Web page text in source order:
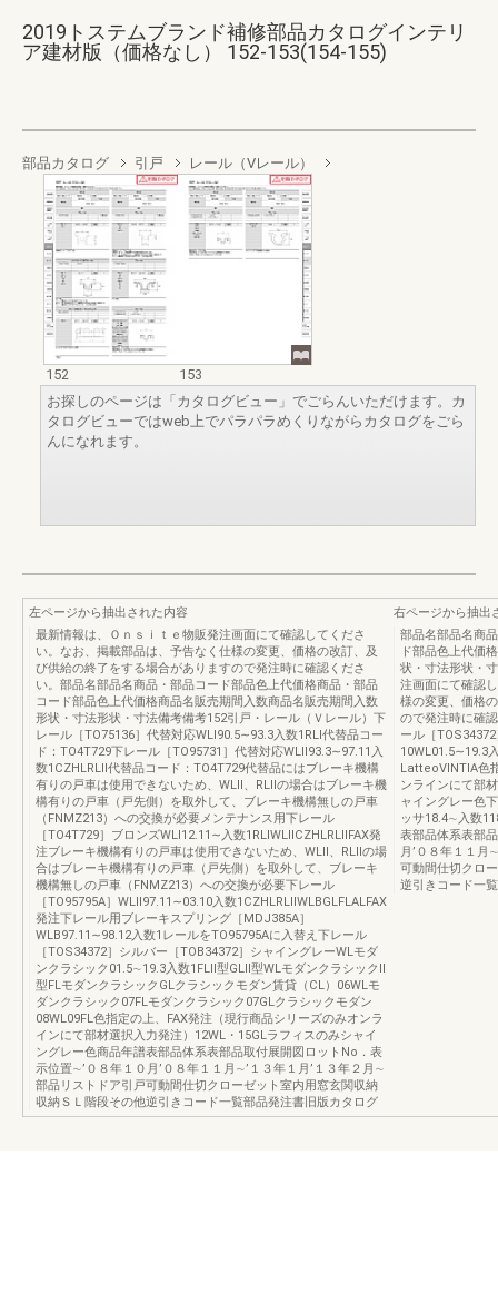
2019トステムブランド補修部品カタログインテリ
ア建材版（価格なし） 152-153(154-155)
部品カタログ 引戸 レール（Vレール）
152
153
お探しのページは「カタログビュー」でごらんいただけます。カ
タログビューではweb上でパラパラめくりながらカタログをごら
んになれます。
左ページから抽出された内容
最新情報は、Ｏｎｓｉｔｅ物販発注画面にて確認してくださ
い。なお、掲載部品は、予告なく仕様の変更、価格の改訂、及
び供給の終了をする場合がありますので発注時に確認くださ
い。部品名部品名商品・部品コード部品色上代価格商品・部品
コード部品色上代価格商品名販売期間入数商品名販売期間入数
形状・寸法形状・寸法備考備考152引戸・レール（Ｖレール）下
レール［TO75136］代替対応WLⅠ90.5∼93.3入数1RLⅠ代替品コー
ド：TO4T729下レール［TO95731］代替対応WLⅡ93.3∼97.11入
数1CZHLRLⅡ代替品コード：TO4T729代替品にはブレーキ機構
有りの戸車は使用できないため、WLⅡ、RLⅡの場合はブレーキ機
構有りの戸車（戸先側）を取外して、ブレーキ機構無しの戸車
（FNMZ213）への交換が必要メンテナンス用下レール
［TO4T729］ブロンズWLⅠ12.11∼入数1RLⅠWLⅡCZHLRLⅡFAX発
注ブレーキ機構有りの戸車は使用できないため、WLⅡ、RLⅡの場
合はブレーキ機構有りの戸車（戸先側）を取外して、ブレーキ
機構無しの戸車（FNMZ213）への交換が必要下レール
［TO95795A］WLⅡ97.11∼03.10入数1CZHLRLⅡWLBGLFLALFAX
発注下レール用ブレーキスプリング［MDJ385A］
WLB97.11∼98.12入数1レールをTO95795Aに入替え下レール
［TOS34372］シルバー［TOB34372］シャイングレーWLモダ
ンクラシック01.5∼19.3入数1FLⅡ型GLⅡ型WLモダンクラシックⅡ
型FLモダンクラシックGLクラシックモダン賃貸（CL）06WLモ
ダンクラシック07FLモダンクラシック07GLクラシックモダン
08WL09FL色指定の上、FAX発注（現行商品シリーズのみオンラ
インにて部材選択入力発注）12WL・15GLラフィスのみシャイ
ングレー色商品年譜表部品体系表部品取付展開図ロットNo．表
示位置∼’０８年１０月’０８年１１月∼’１３年１月’１３年２月∼
部品リストドア引戸可動間仕切クローゼット室内用窓玄関収納
収納ＳＬ階段その他逆引きコード一覧部品発注書旧版カタログ
右ページから抽出
部品名部品名商
ド部品色上代価
状・寸法形状・
注画面にて確認
様の変更、価格
ので発注時に確
ール［
10WL01.5∼19.3
LatteoVINTIA色
ンラインにて部
ャイングレー色
ッサ18.4∼入数
表部品体系表部
月’０８年１１月
可動間仕切クロ
逆引きコード一